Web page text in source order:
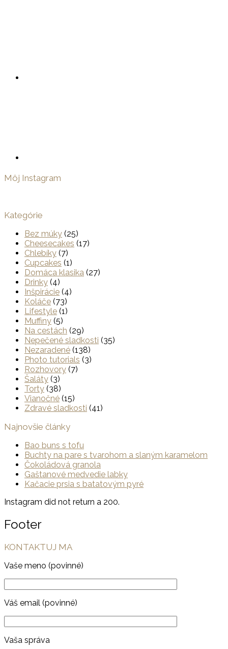
Môj Instagram
Kategórie
Bez múky (25)
Cheesecakes (17)
Chlebíky (7)
Cupcakes (1)
Domáca klasika (27)
Drinky (4)
Inšpirácie (4)
Koláče (73)
Lifestyle (1)
Muffiny (5)
Na cestách (29)
Nepečené sladkosti (35)
Nezaradené (138)
Photo tutorials (3)
Rozhovory (7)
Šaláty (3)
Torty (38)
Vianočné (15)
Zdravé sladkosti (41)
Najnovšie články
Bao buns s tofu
Buchty na pare s tvarohom a slaným karamelom
Čokoládová granola
Gaštanové medvedie labky
Kačacie prsia s batatovým pyré
Instagram did not return a 200.
Footer
KONTAKTUJ MA
Vaše meno (povinné)
Váš email (povinné)
Vaša správa